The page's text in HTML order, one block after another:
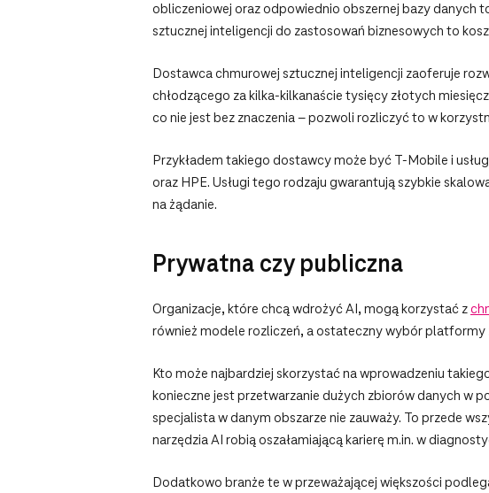
obliczeniowej oraz odpowiednio obszernej bazy danych
sztucznej inteligencji do zastosowań biznesowych to
Dostawca chmurowej sztucznej inteligencji zaoferuje
chłodzącego za kilka-kilkanaście tysięcy złotych
co nie jest bez znaczenia – pozwoli rozliczyć to w
Przykładem takiego dostawcy może być T-Mobile i
oraz HPE. Usługi tego rodzaju gwarantują szybkie
na żądanie.
Prywatna czy publiczna
Organizacje, które chcą wdrożyć AI, mogą korzystać z
również modele rozliczeń, a ostateczny wybór
Kto może najbardziej skorzystać na wprowadzeniu
konieczne jest przetwarzanie dużych zbiorów danych w
specjalista w danym obszarze nie zauważy. To przede
narzędzia AI robią oszałamiającą karierę m.in. w
Dodatkowo branże te w przeważającej większości